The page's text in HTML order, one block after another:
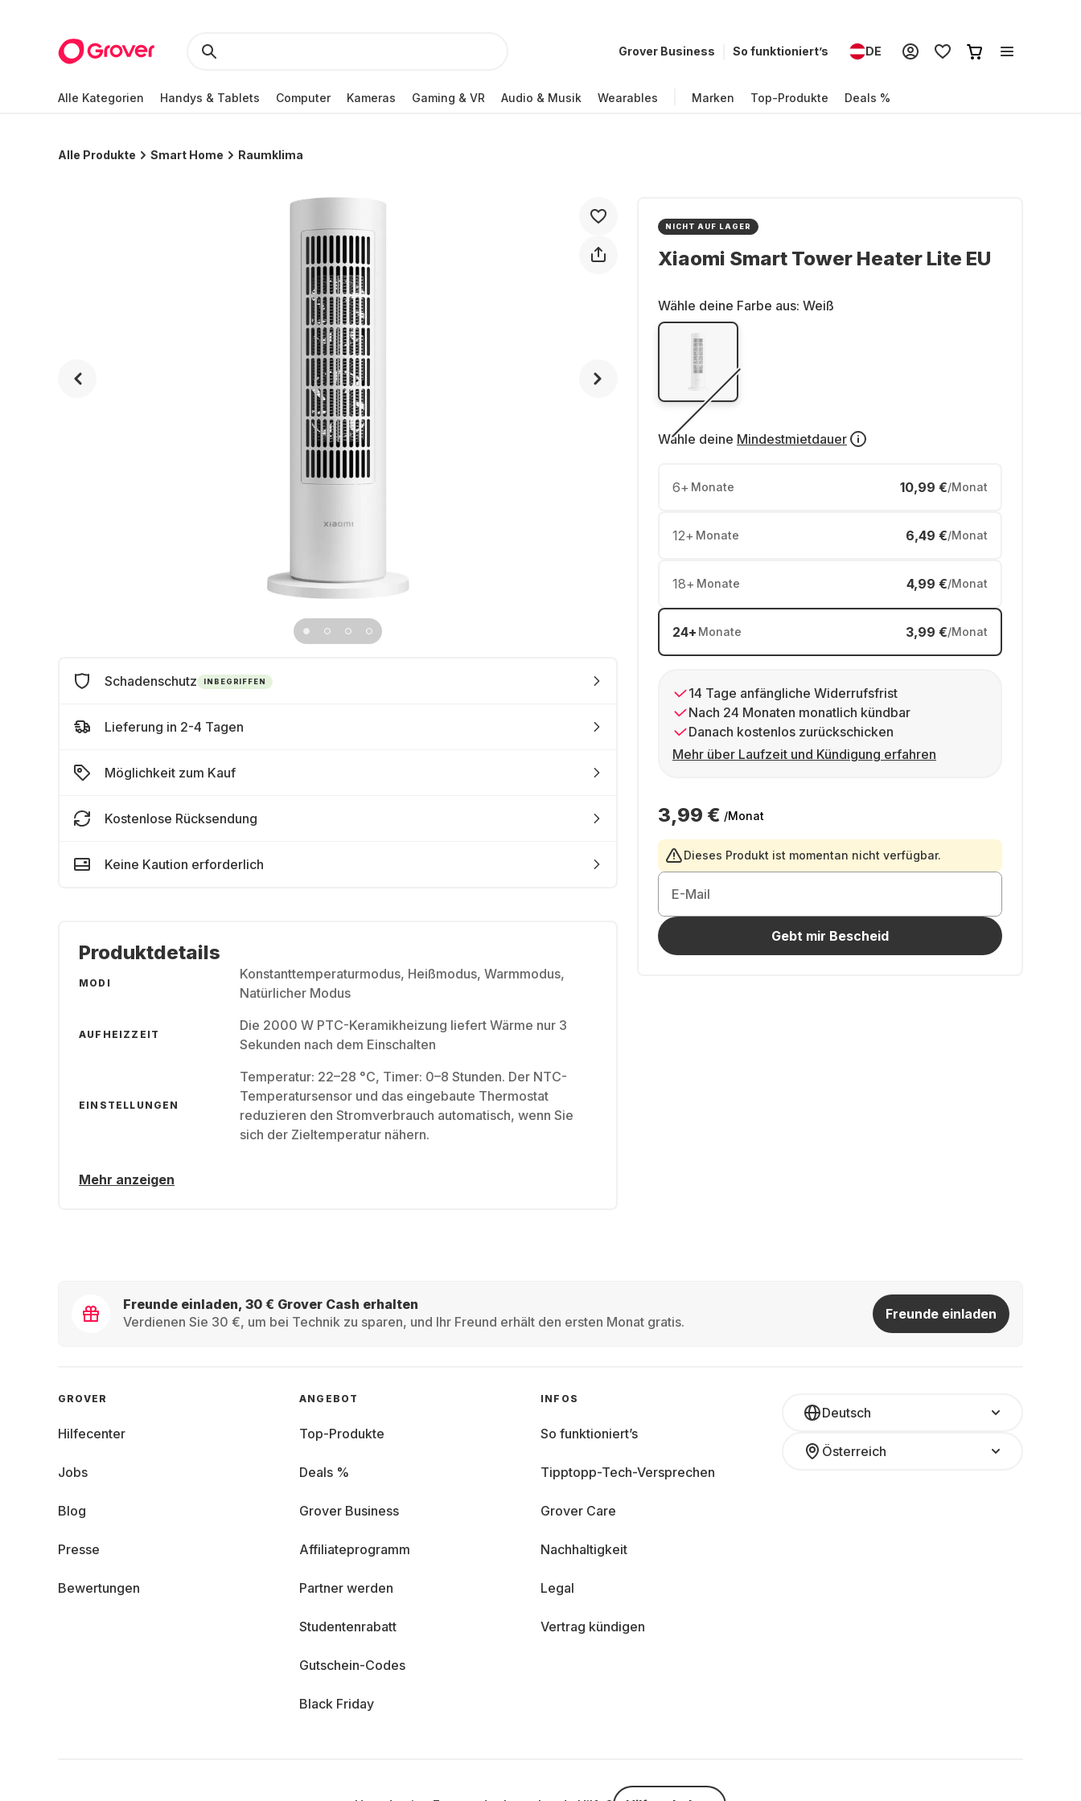
Grover Business So funktioniert’s DE
Alle Kategorien Handys & Tablets Computer Kameras Gaming & VR Audio & Musik Wearables Marken Top-Produkte Deals %
Alle Produkte Smart Home Raumklima
NICHT AUF LAGER
Xiaomi Smart Tower Heater Lite EU
Wähle deine Farbe aus: Weiß
Wähle deine Mindestmietdauer
6+ Monate 10,99 €/Monat
12+ Monate 6,49 €/Monat
18+ Monate 4,99 €/Monat
24+ Monate 3,99 €/Monat
14 Tage anfängliche Widerrufsfrist
Nach 24 Monaten monatlich kündbar
Danach kostenlos zurückschicken
Mehr über Laufzeit und Kündigung erfahren
3,99 € /Monat
Dieses Produkt ist momentan nicht verfügbar.
E-Mail
Gebt mir Bescheid
Schadenschutz INBEGRIFFEN
Lieferung in 2-4 Tagen
Möglichkeit zum Kauf
Kostenlose Rücksendung
Keine Kaution erforderlich
Produktdetails
MODI
Konstanttemperaturmodus, Heißmodus, Warmmodus,
Natürlicher Modus
AUFHEIZZEIT
Die 2000 W PTC-Keramikheizung liefert Wärme nur 3
Sekunden nach dem Einschalten
EINSTELLUNGEN
Temperatur: 22–28 °C, Timer: 0–8 Stunden. Der NTC-
Temperatursensor und das eingebaute Thermostat
reduzieren den Stromverbrauch automatisch, wenn Sie
sich der Zieltemperatur nähern.
Mehr anzeigen
Freunde einladen, 30 € Grover Cash erhalten
Verdienen Sie 30 €, um bei Technik zu sparen, und Ihr Freund erhält den ersten Monat gratis.
Freunde einladen
Deutsch
Österreich
GROVER
Hilfecenter
Jobs
Blog
Presse
Bewertungen
ANGEBOT
Top-Produkte
Deals %
Grover Business
Affiliateprogramm
Partner werden
Studentenrabatt
Gutschein-Codes
Black Friday
INFOS
So funktioniert’s
Tipptopp-Tech-Versprechen
Grover Care
Nachhaltigkeit
Legal
Vertrag kündigen